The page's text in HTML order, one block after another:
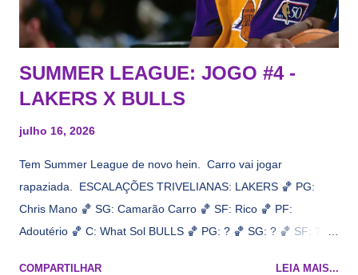
Draymond Green enquanto chora pro Cavs contrat...
SUMMER LEAGUE: JOGO #4 -
LAKERS X BULLS
julho 16, 2026
Tem Summer League de novo hein. Carro vai jogar
rapaziada. ESCALAÇÕES TRIVELIANAS: LAKERS 🏀 PG:
Chris Mano 🏀 SG: Camarão Carro 🏀 SF: Rico 🏀 PF:
Adoutério 🏀 C: What Sol BULLS 🏀 PG: ? 🏀 SG: ? 🏀 SF: ? 🏀
COMPARTILHAR LEIA MAIS...